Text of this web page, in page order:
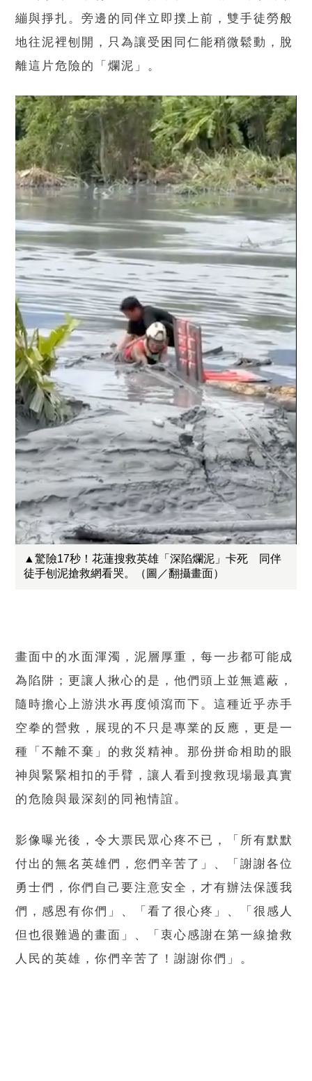
繃與掙扎。旁邊的同伴立即撲上前，雙手徒勞般
地往泥裡刨開，只為讓受困同仁能稍微鬆動，脫
離這片危險的「爛泥」。
▲驚險17秒！花蓮搜救英雄「深陷爛泥」卡死 同伴
徒手刨泥搶救網看哭。（圖／翻攝畫面）
畫面中的水面渾濁，泥層厚重，每一步都可能成
為陷阱；更讓人揪心的是，他們頭上並無遮蔽，
隨時擔心上游洪水再度傾瀉而下。這種近乎赤手
空拳的營救，展現的不只是專業的反應，更是一
種「不離不棄」的救災精神。那份拼命相助的眼
神與緊緊相扣的手臂，讓人看到搜救現場最真實
的危險與最深刻的同袍情誼。
影像曝光後，令大票民眾心疼不已，「所有默默
付出的無名英雄們，您們辛苦了」、「謝謝各位
勇士們，你們自己要注意安全，才有辦法保護我
們，感恩有你們」、「看了很心疼」、「很感人
但也很難過的畫面」、「衷心感謝在第一線搶救
人民的英雄，你們辛苦了！謝謝你們」。